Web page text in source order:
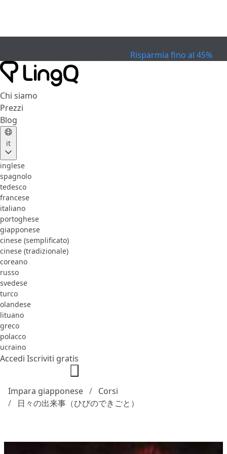
Risparmia fino al 45%
Chi siamo
Prezzi
Blog
it
inglese
spagnolo
tedesco
francese
italiano
portoghese
giapponese
cinese (semplificato)
cinese (tradizionale)
coreano
russo
svedese
turco
olandese
lituano
greco
polacco
ucraino
Accedi Iscriviti gratis
Impara giapponese
Corsi
日々の出来事（ひびのできごと）